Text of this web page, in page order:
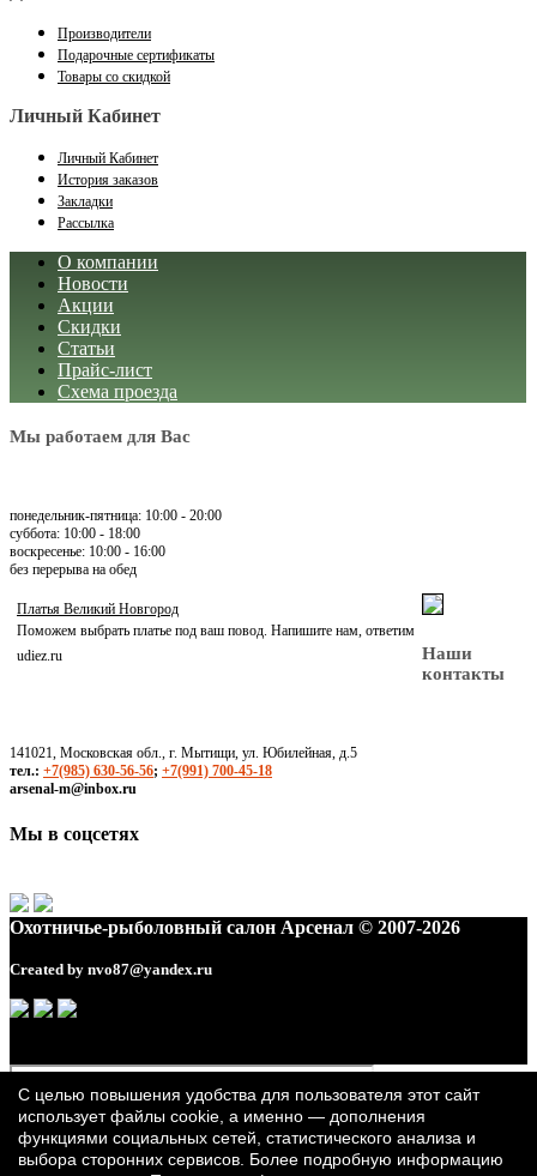
Производители
Подарочные сертификаты
Товары со скидкой
Личный Кабинет
Личный Кабинет
История заказов
Закладки
Рассылка
О компании
Новости
Акции
Скидки
Статьи
Прайс-лист
Схема проезда
Мы работаем для Вас
понедельник-пятница: 10:00 - 20:00
суббота: 10:00 - 18:00
воскресенье: 10:00 - 16:00
без перерыва на обед
Платья Великий Новгород
Поможем выбрать платье под ваш повод. Напишите нам, ответим
udiez.ru
Наши
контакты
141021, Московская обл., г. Мытищи, ул. Юбилейная, д.5
тел.: +7(985) 630-56-56; +7(991) 700-45-18
arsenal-m@inbox.ru
Мы в соцсетях
Охотничье-рыболовный салон Арсенал © 2007-2026
Created by nvo87@yandex.ru
С целью повышения удобства для пользователя этот сайт
использует файлы cookie, а именно — дополнения
функциями социальных сетей, статистического анализа и
выбора сторонних сервисов. Более подробную информацию